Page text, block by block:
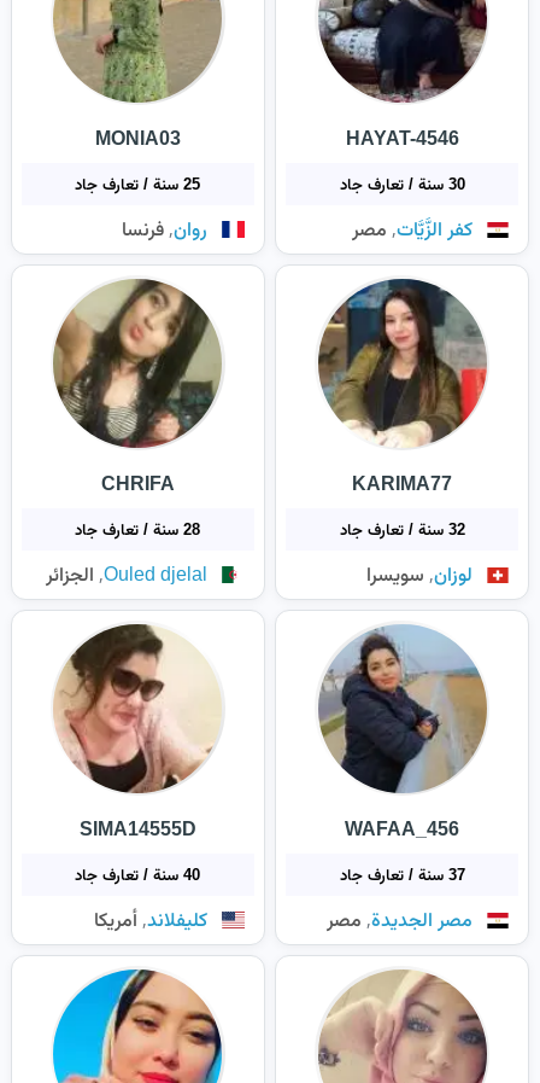
HAYAT-4546
30 سنة / تعارف جاد
كفر الزَّيَّات, مصر
MONIA03
25 سنة / تعارف جاد
روان, فرنسا
KARIMA77
32 سنة / تعارف جاد
لوزان, سويسرا
CHRIFA
28 سنة / تعارف جاد
Ouled djelal
, الجزائر
WAFAA_456
37 سنة / تعارف جاد
مصر الجديدة, مصر
SIMA14555D
40 سنة / تعارف جاد
كليفلاند, أمريكا